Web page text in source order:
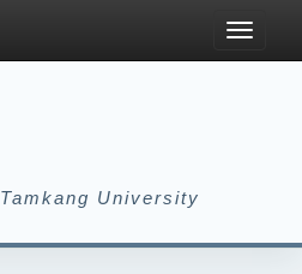
Toggle
Tamkang University